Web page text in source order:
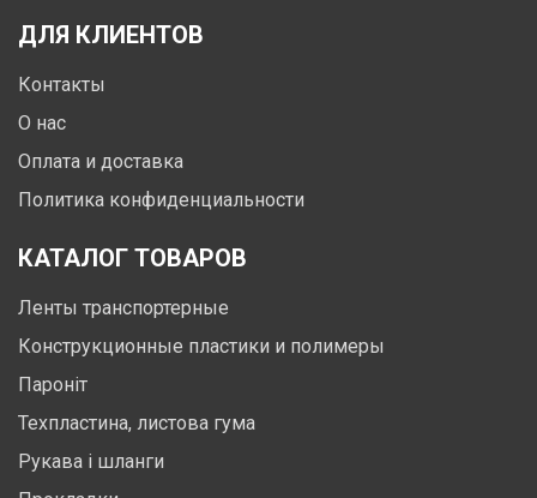
ДЛЯ КЛИЕНТОВ
Контакты
О нас
Оплата и доставка
Политика конфиденциальности
КАТАЛОГ ТОВАРОВ
Ленты транспортерные
Конструкционные пластики и полимеры
Пароніт
Техпластина, листова гума
Рукава і шланги